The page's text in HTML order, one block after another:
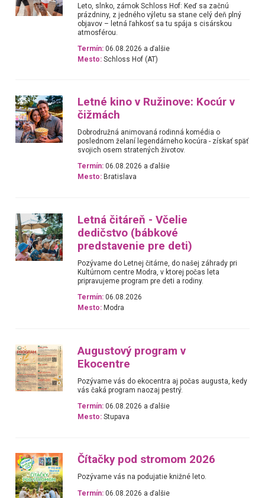
Leto, slnko, zámok Schloss Hof: Keď sa začnú
prázdniny, z jedného výletu sa stane celý deň plný
objavov – letná ľahkosť sa tu spája s cisárskou
atmosférou.
Termín: 06.08.2026 a ďalšie
Mesto: Schloss Hof (AT)
Letné kino v Ružinove: Kocúr v
čižmách
Dobrodružná animovaná rodinná komédia o
poslednom želaní legendárneho kocúra - získať späť
svojich osem stratených životov.
Termín: 06.08.2026 a ďalšie
Mesto: Bratislava
Letná čitáreň - Včelie
dedičstvo (bábkové
predstavenie pre deti)
Pozývame do Letnej čitárne, do našej záhrady pri
Kultúrnom centre Modra, v ktorej počas leta
pripravujeme program pre deti a rodiny.
Termín: 06.08.2026
Mesto: Modra
Augustový program v
Ekocentre
Pozývame vás do ekocentra aj počas augusta, kedy
vás čaká program naozaj pestrý.
Termín: 06.08.2026 a ďalšie
Mesto: Stupava
Čítačky pod stromom 2026
Pozývame vás na podujatie knižné leto.
Termín: 06.08.2026 a ďalšie